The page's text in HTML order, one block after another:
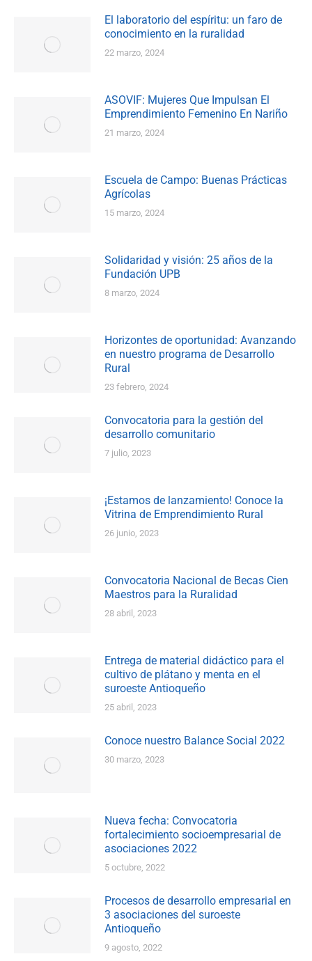
El laboratorio del espíritu: un faro de
conocimiento en la ruralidad
22 marzo, 2024
ASOVIF: Mujeres Que Impulsan El
Emprendimiento Femenino En Nariño
21 marzo, 2024
Escuela de Campo: Buenas Prácticas
Agrícolas
15 marzo, 2024
Solidaridad y visión: 25 años de la
Fundación UPB
8 marzo, 2024
Horizontes de oportunidad: Avanzando
en nuestro programa de Desarrollo
Rural
23 febrero, 2024
Convocatoria para la gestión del
desarrollo comunitario
7 julio, 2023
¡Estamos de lanzamiento! Conoce la
Vitrina de Emprendimiento Rural
26 junio, 2023
Convocatoria Nacional de Becas Cien
Maestros para la Ruralidad
28 abril, 2023
Entrega de material didáctico para el
cultivo de plátano y menta en el
suroeste Antioqueño
25 abril, 2023
Conoce nuestro Balance Social 2022
30 marzo, 2023
Nueva fecha: Convocatoria
fortalecimiento socioempresarial de
asociaciones 2022
5 octubre, 2022
Procesos de desarrollo empresarial en
3 asociaciones del suroeste
Antioqueño
9 agosto, 2022